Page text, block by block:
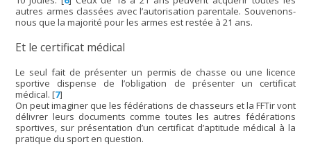
autres armes classées avec l’autorisation parentale. Souvenons-
nous que la majorité pour les armes est restée à 21 ans.
Et le certificat médical
Le seul fait de présenter un permis de chasse ou une licence
sportive dispense de l’obligation de présenter un certificat
médical. [7]
On peut imaginer que les fédérations de chasseurs et la FFTir vont
délivrer leurs documents comme toutes les autres fédérations
sportives, sur présentation d’un certificat d’aptitude médical à la
pratique du sport en question.